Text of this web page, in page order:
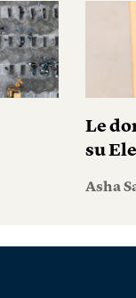
Le
su
Asha